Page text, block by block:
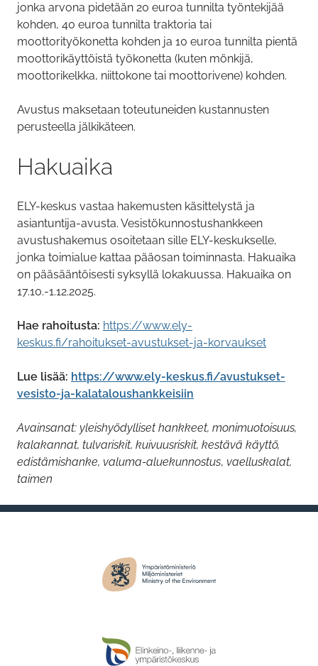
jonka arvona pidetään 20 euroa tunnilta työntekijää
kohden, 40 euroa tunnilta traktoria tai
moottorityökonetta kohden ja 10 euroa tunnilta pientä
moottorikäyttöistä työkonetta (kuten mönkijä,
moottorikelkka, niittokone tai moottorivene) kohden.
Avustus maksetaan toteutuneiden kustannusten
perusteella jälkikäteen.
Hakuaika
ELY-keskus vastaa hakemusten käsittelystä ja
asiantuntija-avusta. Vesistökunnostushankkeen
avustushakemus osoitetaan sille ELY-keskukselle,
jonka toimialue kattaa pääosan toiminnasta. Hakuaika
on pääsääntöisesti syksyllä lokakuussa. Hakuaika on
17.10.-1.12.2025.
Hae rahoitusta: https://www.ely-
keskus.fi/rahoitukset-avustukset-ja-korvaukset
Lue lisää: https://www.ely-keskus.fi/avustukset-
vesisto-ja-kalataloushankkeisiin
Avainsanat: yleishyödylliset hankkeet, monimuotoisuus,
kalakannat, tulvariskit, kuivuusriskit, kestävä käyttö,
edistämishanke, valuma-aluekunnostus, vaelluskalat,
taimen